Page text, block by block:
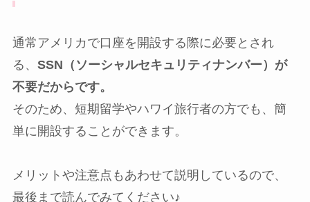
通常アメリカで口座を開設する際に必要とされ
る、 SSN（ソーシャルセキュリティナンバー）が
不要だからです。
そのため、短期留学やハワイ旅行者の方でも、簡
単に開設することができます。
メリットや注意点もあわせて説明しているので、
最後まで読んでみてください♪